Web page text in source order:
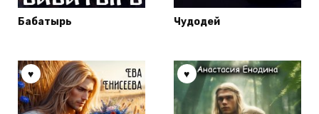
Бабатырь Чудодей